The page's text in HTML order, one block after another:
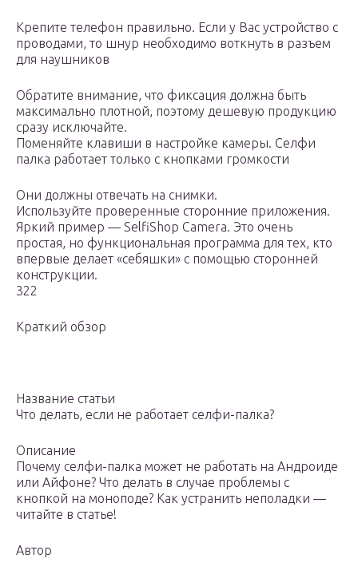
Крепите телефон правильно. Если у Вас устройство с
проводами, то шнур необходимо воткнуть в разъем
для наушников
Обратите внимание, что фиксация должна быть
максимально плотной, поэтому дешевую продукцию
сразу исключайте.
Поменяйте клавиши в настройке камеры. Селфи
палка работает только с кнопками громкости
Они должны отвечать на снимки.
Используйте проверенные сторонние приложения.
Яркий пример — SelfiShop Camera. Это очень
простая, но функциональная программа для тех, кто
впервые делает «себяшки» с помощью сторонней
конструкции.
322
Краткий обзор
Название статьи
Что делать, если не работает селфи-палка?
Описание
Почему селфи-палка может не работать на Андроиде
или Айфоне? Что делать в случае проблемы с
кнопкой на моноподе? Как устранить неполадки —
читайте в статье!
Автор